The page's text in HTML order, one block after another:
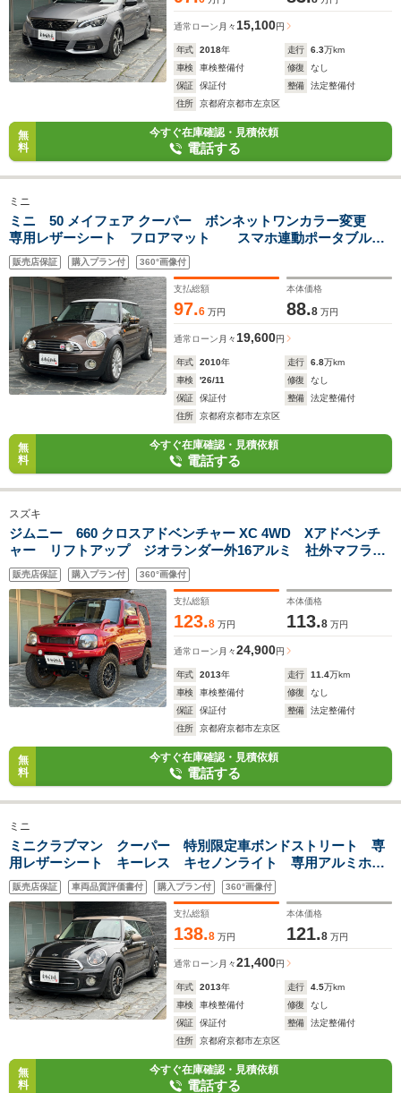
通常ローン 月々 15,100円
年式 2018年 走行 6.3万km
車検
車検整備付 修復
なし
保証
保証付 整備
法定整備付
住所
京都府京都市左京区
無
料
今すぐ在庫確認・見積依頼
電話する
ミニ
ミニ 50 メイフェア クーパー ボンネットワンカラー変更
専用レザーシート フロアマット スマホ連動ポータブルオ
ーディオ 各APP 専用アルミ バックカメラ Googleナビ
フロントカメラ ETC
販売店保証 購入プラン付 360°画像付
支払総額
97.6 万円
本体価格
88.8 万円
通常ローン 月々 19,600円
年式 2010年 走行 6.8万km
車検
'26/11 修復
なし
保証
保証付 整備
法定整備付
住所
京都府京都市左京区
無
料
今すぐ在庫確認・見積依頼
電話する
スズキ
ジムニー 660 クロスアドベンチャー XC 4WD Xアドベンチ
ャー リフトアップ ジオランダー外16アルミ 社外マフラ
ー 強化レッドアーム 前後ラテラルロッド 外足回りカスタ
ム済 ナビゲーション バックカメラ フルセグTV ヂライブ
レコーダー
販売店保証 購入プラン付 360°画像付
支払総額
123.8 万円
本体価格
113.8 万円
通常ローン 月々24,900円
年式 2013年 走行 11.4万km
車検
車検整備付 修復
なし
保証
保証付 整備
法定整備付
住所
京都府京都市左京区
無
料
今すぐ在庫確認・見積依頼
電話する
ミニ
ミニクラブマン クーパー 特別限定車ボンドストリート 専
用レザーシート キーレス キセノンライト 専用アルミホイ
ル シートヒーター CDオーディオ 記録簿 取説 オートエ
アコン パワーステアリング
販売店保証 車両品質評価書付 購入プラン付 360°画像付
支払総額
138.8 万円
本体価格
121.8 万円
通常ローン 月々21,400円
年式 2013年 走行 4.5万km
車検
車検整備付 修復
なし
保証
保証付 整備
法定整備付
住所
京都府京都市左京区
無
料
今すぐ在庫確認・見積依頼
電話する